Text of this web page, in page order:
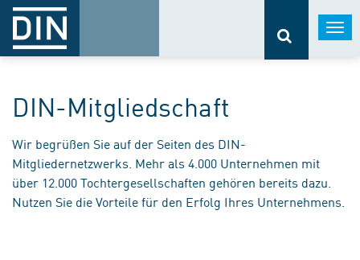
DIN-Mitgliedschaft
Wir begrüßen Sie auf der Seiten des DIN-
Mitgliedernetzwerks. Mehr als 4.000 Unternehmen mit
über 12.000 Tochtergesellschaften gehören bereits dazu.
Nutzen Sie die Vorteile für den Erfolg Ihres Unternehmens.